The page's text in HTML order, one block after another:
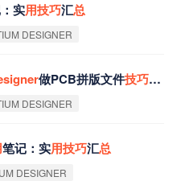
实用技巧汇总
DESIGNER
做PCB拼版文件技巧总
DESIGNER
笔记：实用技巧汇总
DESIGNER